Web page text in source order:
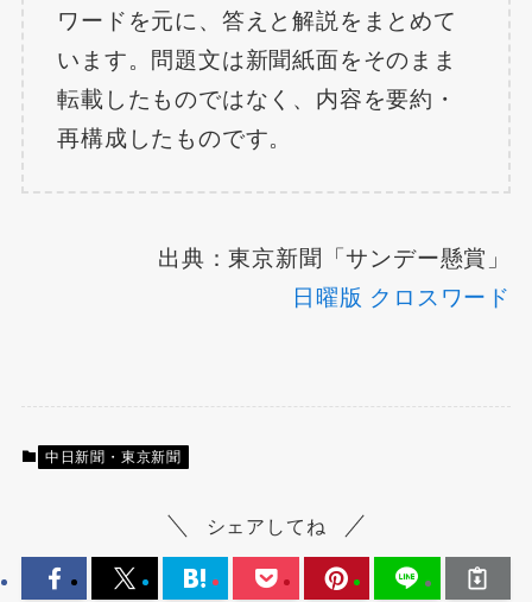
ワードを元に、答えと解説をまとめて
います。問題文は新聞紙面をそのまま
転載したものではなく、内容を要約・
再構成したものです。
出典：東京新聞「サンデー懸賞」
日曜版 クロスワード
中日新聞・東京新聞
シェアしてね